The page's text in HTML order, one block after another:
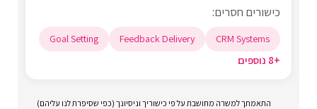
כישורים חסרים:
CRM Systems
Feedback Delivery
Goal Setting
+8 נוספים
התאמתך למשרה מחושבת על פי כישוריך וניסיונך (כפי שסיפרת לנו עליהם)